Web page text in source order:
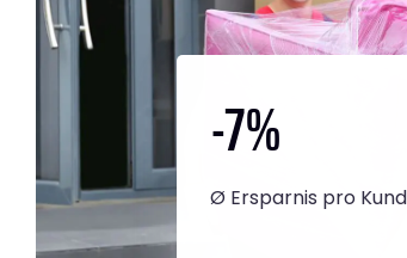
-7%
Ø Ersparnis pro